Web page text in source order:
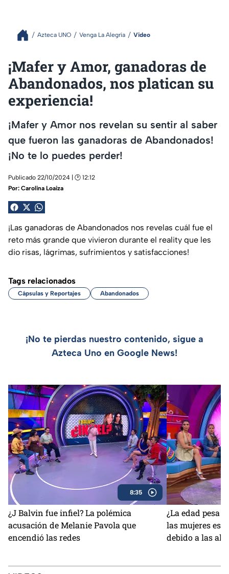
Azteca UNO Venga La Alegría Video
¡Mafer y Amor, ganadoras de
Abandonados, nos platican su
experiencia!
¡Mafer y Amor nos revelan su sentir al saber
que fueron las ganadoras de Abandonados!
¡No te lo puedes perder!
Publicado 22/10/2024 | 🕑 12:12
Por: Carolina Loaiza
¡Las ganadoras de Abandonados nos revelas cuál fue el
reto más grande que vivieron durante el reality que les
dio risas, lágrimas, sufrimientos y satisfacciones!
Tags relacionados
Cápsulas y Reportajes Abandonados
¡No te pierdas nuestro contenido, sigue a
Azteca Uno en Google News!
8:35
¿J Balvin fue infiel? La polémica
acusación de Melanie Pavola que
encendió las redes
¿La edad pesa
las mujeres es
debido a las